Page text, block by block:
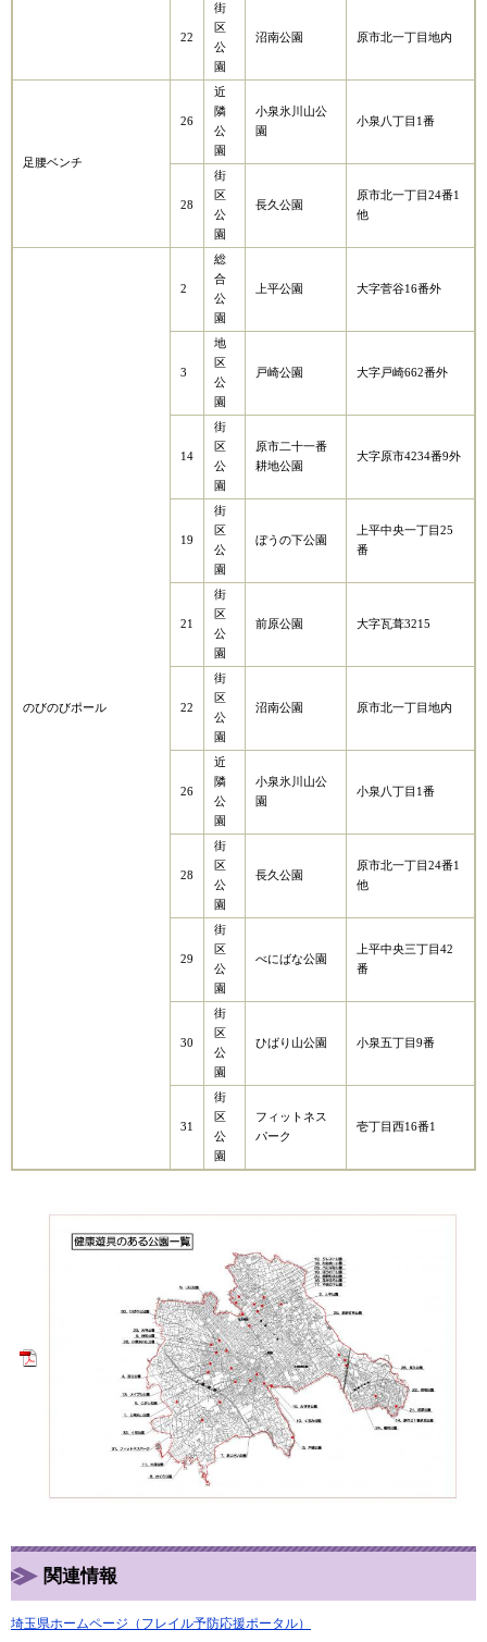
22
街
区
公
園
沼南公園 原市北一丁目地内
足腰ベンチ
26
近
隣
公
園
小泉氷川山公
園
小泉八丁目1番
28
街
区
公
園
長久公園
原市北一丁目24番1
他
のびのびポール
2
総
合
公
園
上平公園 大字菅谷16番外
3
地
区
公
園
戸崎公園 大字戸崎662番外
14
街
区
公
園
原市二十一番
耕地公園
大字原市4234番9外
19
街
区
公
園
ぼうの下公園
上平中央一丁目25
番
21
街
区
公
園
前原公園 大字瓦葺3215
22
街
区
公
園
沼南公園 原市北一丁目地内
26
近
隣
公
園
小泉氷川山公
園
小泉八丁目1番
28
街
区
公
園
長久公園
原市北一丁目24番1
他
29
街
区
公
園
べにばな公園
上平中央三丁目42
番
30
街
区
公
園
ひばり山公園 小泉五丁目9番
31
街
区
公
園
フィットネス
パーク
壱丁目西16番1
関連情報
埼玉県ホームページ（フレイル予防応援ポータル）